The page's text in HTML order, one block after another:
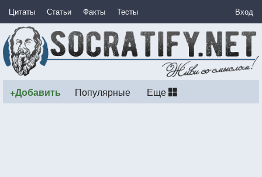
Цитаты Статьи Факты Тесты Вход
+Добавить Популярные Еще